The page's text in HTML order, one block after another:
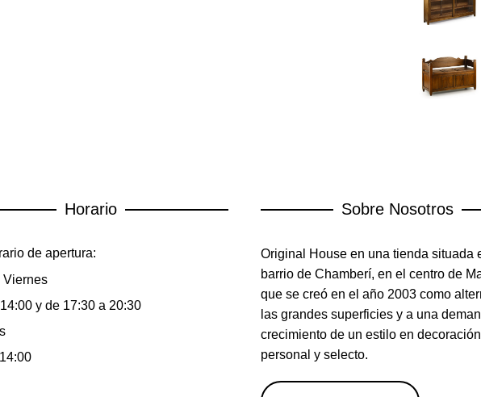
Horario
de apertura:
Viernes
y de 17:30 a 20:30
Sobre Nosotros
Original House en una tienda situada
barrio de Chamberí, en el centro de
que se creó en el año 2003 como
las grandes superficies y a una
crecimiento de un estilo en
personal y selecto.